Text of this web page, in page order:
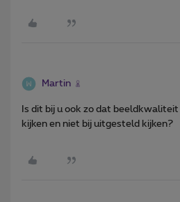
Martin
Is dit bij u ook zo dat
kijken en niet bij uitgesteld kijken?